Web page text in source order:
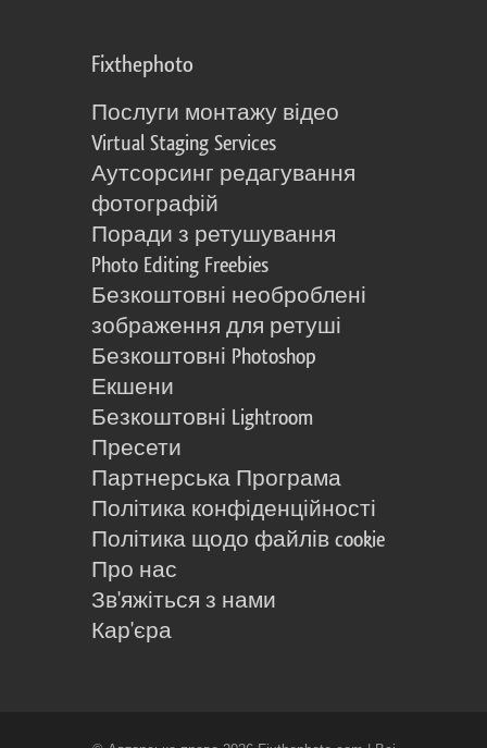
Fixthephoto
Послуги монтажу відео
Virtual Staging Services
Аутсорсинг редагування
фотографій
Поради з ретушування
Photo Editing Freebies
Безкоштовні необроблені
зображення для ретуші
Безкоштовні Photoshop
Екшени
Безкоштовні Lightroom
Пресети
Партнерська Програма
Політика конфіденційності
Політика щодо файлів cookie
Про нас
Зв'яжіться з нами
Кар'єра